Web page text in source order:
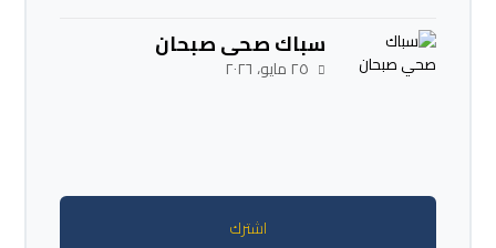
سباك صحي صبحان
٢٥ مايو، ٢٠٢٦
اشترك